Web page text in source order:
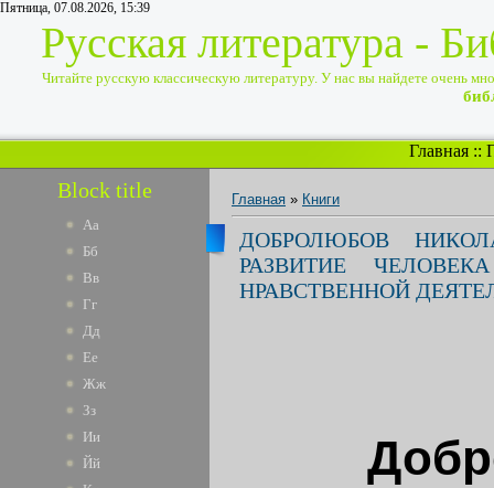
Пятница, 07.08.2026, 15:39
Русская литература -
Читайте русскую классическую литературу. У нас вы найдете очень
Главная ::
Block title
Аа
Бб
Вв
Гг
Дд
Ее
Жж
Зз
Ии
Йй
Главная » Книги
ДОБРОЛЮБОВ
РАЗВИТИЕ
НРАВСТВЕННОЙ